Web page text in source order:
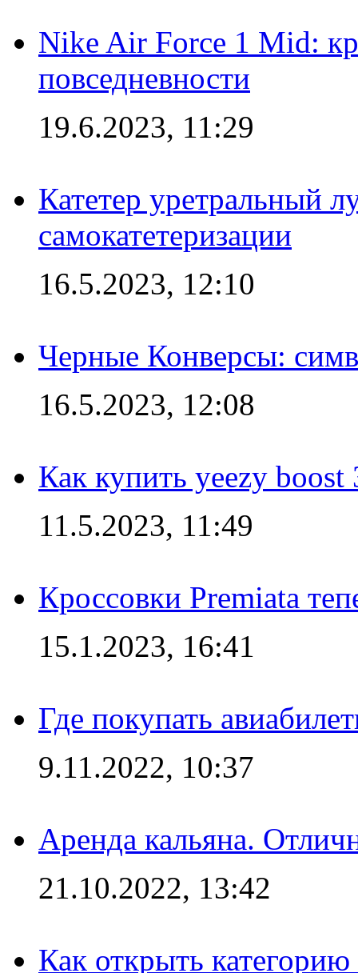
Nike Air Force 1 Mid:
повседневности
19.6.2023, 11:29
Катетер уретральный
самокатетеризации
16.5.2023, 12:10
Черные Конверсы:
16.5.2023, 12:08
Как купить yeezy boost
11.5.2023, 11:49
Кроссовки Premiata
15.1.2023, 16:41
Где покупать
9.11.2022, 10:37
Аренда кальяна.
21.10.2022, 13:42
Как открыть